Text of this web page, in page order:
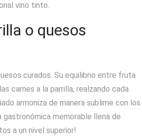
vino tinto.
o quesos
curados. Su equilibrio entre fruta
carnes a la parrilla, realzando cada
armoniza de manera sublime con los
memorable llena de
a un nivel superior!